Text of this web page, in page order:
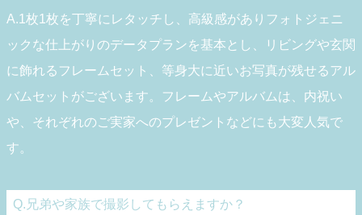
A.1枚1枚を丁寧にレタッチし、高級感がありフォトジェニ
ックな仕上がりのデータプランを基本とし、リビングや玄関
に飾れるフレームセット、等身大に近いお写真が残せるアル
バムセットがございます。フレームやアルバムは、内祝い
や、それぞれのご実家へのプレゼントなどにも大変人気で
す。
Q.兄弟や家族で撮影してもらえますか？